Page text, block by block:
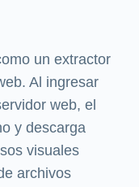
un extractor
Al ingresar
web, el
y descarga
visuales
archivos